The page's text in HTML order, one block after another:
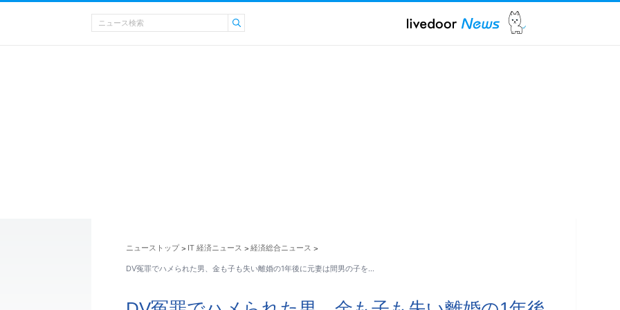
ニューストップ > IT 経済ニュース > 経済総合ニュース >
DV冤罪でハメられた男、金も子も失い離婚の1年後に元妻は間男の子を…